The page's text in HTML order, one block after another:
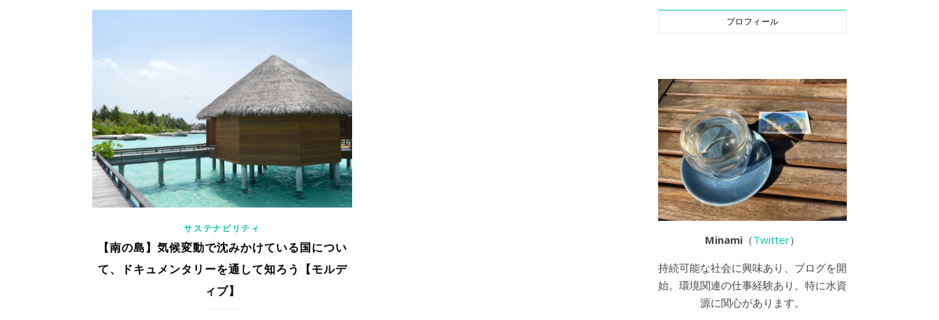
サステナビリティ
【南の島】気候変動で沈みかけている国につい
て、ドキュメンタリーを通して知ろう【モルデ
ィブ】
プロフィール
Minami （Twitter）
持続可能な社会に興味あり、ブログを開
始。環境関連の仕事経験あり。特に水資
源に関心があります。